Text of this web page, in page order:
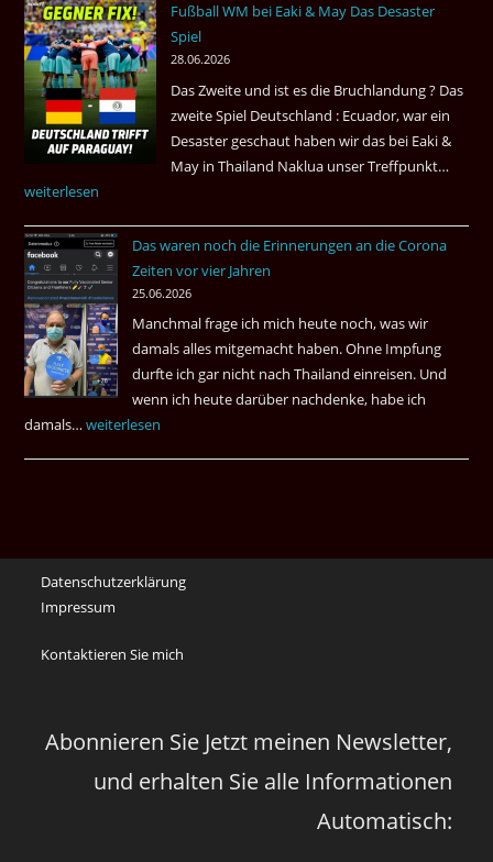
Venezuela
Fußball WM bei Eaki & May Das Desaster
Spiel
28.06.2026
Das Zweite und ist es die Bruchlandung ? Das
zweite Spiel Deutschland : Ecuador, war ein
Desaster geschaut haben wir das bei Eaki &
May in Thailand Naklua unser Treffpunkt…
bei
weiterlesen
Das waren noch die Erinnerungen an die Corona
Zeiten vor vier Jahren
25.06.2026
Manchmal frage ich mich heute noch, was wir
damals alles mitgemacht haben. Ohne Impfung
durfte ich gar nicht nach Thailand einreisen. Und
wenn ich heute darüber nachdenke, habe ich
damals…Das
an
die
Corona
Zeiten
weiterlesen
Datenschutzerklärung
Impressum
Kontaktieren Sie mich
Abonnieren Sie Jetzt meinen Newsletter,
und erhalten Sie alle Informationen
Automatisch: